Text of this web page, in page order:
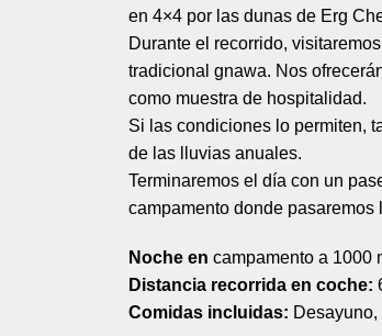
en 4×4 por las dunas de Erg
Durante el recorrido,
tradicional gnawa. Nos
como muestra de hospitalidad.
Si las condiciones lo permiten,
de las lluvias anuales.
Terminaremos el día con un
campamento donde
Noche en campamento a 1000
Distancia recorrida en coche:
Comidas incluidas: